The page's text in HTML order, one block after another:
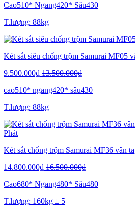
Cao510* Ngang420* Sâu430
T.lượng: 88kg
Két sắt siêu chống trộm Samurai MF05
9.500.000₫ 13.500.000₫
cao510* ngang420* sâu430
T.lượng: 88kg
Két sắt chống trộm Samurai MF36 vân
14.800.000₫ 16.500.000₫
Cao680* Ngang480* Sâu480
T.lượng: 160kg ± 5